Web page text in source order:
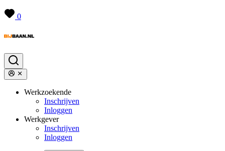
0
Werkzoekende
Inschrijven
Inloggen
Werkgever
Inschrijven
Inloggen